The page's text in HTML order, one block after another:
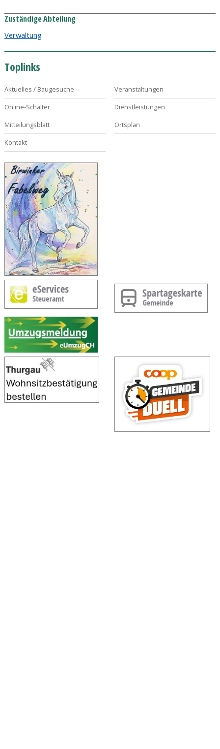
Zuständige Abteilung
Verwaltung
Toplinks
Aktuelles / Baugesuche
Veranstaltungen
Online-Schalter
Dienstleistungen
Mitteilungsblatt
Ortsplan
Kontakt